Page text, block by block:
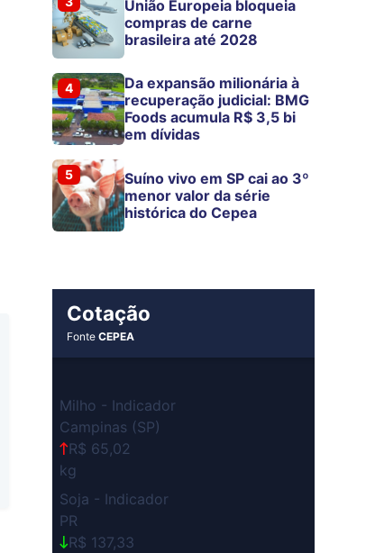
União Europeia bloqueia
compras de carne
brasileira até 2028
4
Da expansão milionária à
recuperação judicial: BMG
Foods acumula R$ 3,5 bi
em dívidas
5
Suíno vivo em SP cai ao 3º
menor valor da série
histórica do Cepea
Cotação
FonteCEPEA
Milho - Indicador
Campinas (SP)
R$ 65,02
kg
Soja - Indicador
PR
R$ 137,33